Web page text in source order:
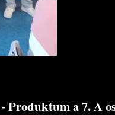
- Produktum a 7. A